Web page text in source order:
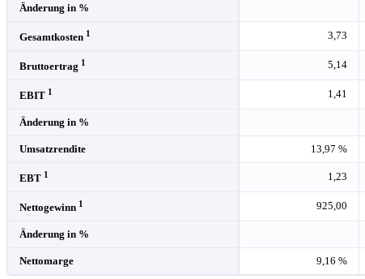
Änderung in %
Gesamtkosten 1 3,73
Bruttoertrag 1 5,14
EBIT 1 1,41
Änderung in %
Umsatzrendite 13,97 %
EBT 1 1,23
Nettogewinn 1 925,00
Änderung in %
Nettomarge 9,16 %